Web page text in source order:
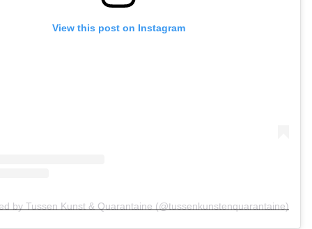
View this post on Instagram
by Tussen Kunst & Quarantaine (@tussenkunstenquarantaine)